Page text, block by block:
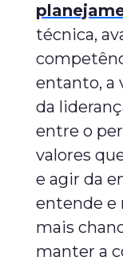
técnica,
entanto, a
da
entre o
valores
e agir da
entende e
mais
manter a